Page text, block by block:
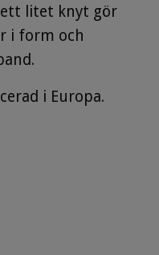
litet knyt gör
i form och
i Europa.